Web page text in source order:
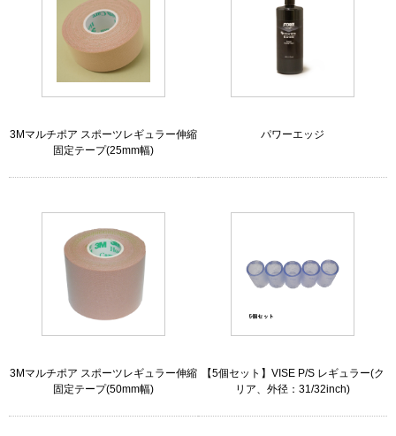
3Mマルチポア スポーツレギュラー伸縮
固定テープ(25mm幅)
パワーエッジ
3Mマルチポア スポーツレギュラー伸縮
固定テープ(50mm幅)
【5個セット】VISE P/S レギュラー(ク
リア、外径：31/32inch)